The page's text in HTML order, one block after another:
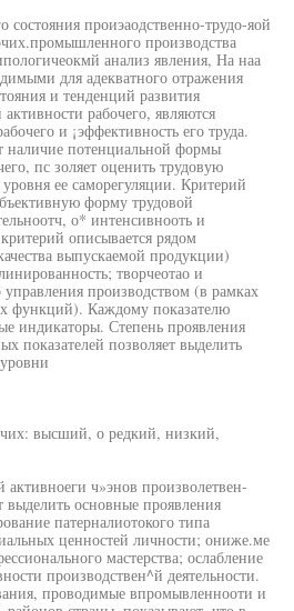
состояния проиэаодственно-трудо-яой
производства
анализ явления, На наа
для адекватного отражения
и тенденций развития
рабочего, являются
и ¡эффективность его труда.
наличие потенциальной формы
пс золяет оценить трудовую
ее саморегуляции. Критерий
форму трудовой
о* интенсивнооть и
описывается рядом
выпускаемой продукции)
творчеотао и
производством (в рамках
функций). Каждому показателю
индикаторы. Степень проявления
показателей позволяет выделить
высший, о редкий, низкий,
активноеги ч»энов произволетвен-
выделить основные проявления
патерналиотокого типа
ценностей личности; ониже.ме
мастерства; ослабление
производствен^й деятельности.
проводимые впромывленнооти и